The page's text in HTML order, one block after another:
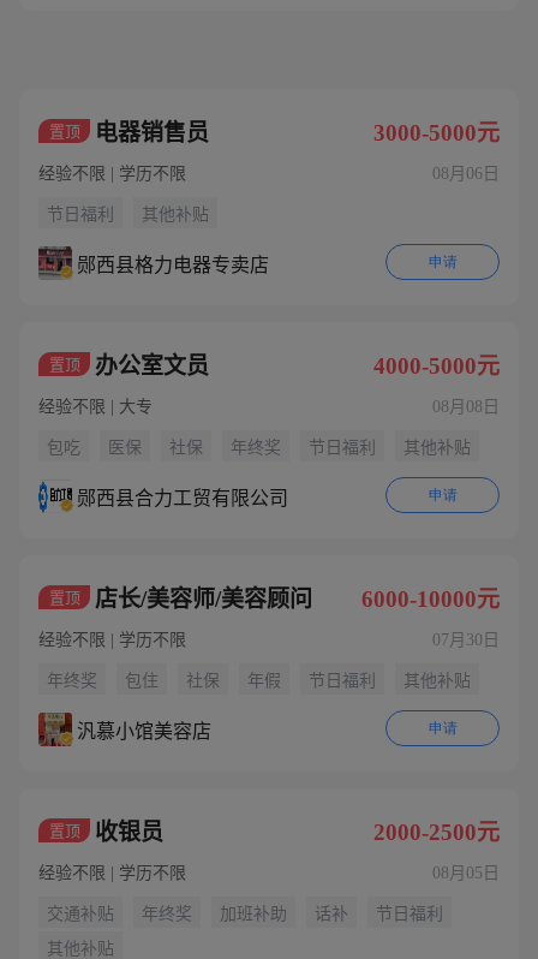
置顶 电器销售员 3000-5000元
经验不限 | 学历不限 08月06日
节日福利 其他补贴
郧西县格力电器专卖店 申请
置顶 办公室文员 4000-5000元
经验不限 | 大专 08月08日
包吃 医保 社保 年终奖 节日福利 其他补贴
郧西县合力工贸有限公司 申请
置顶 店长/美容师/美容顾问 6000-10000元
经验不限 | 学历不限 07月30日
年终奖 包住 社保 年假 节日福利 其他补贴
汎慕小馆美容店 申请
置顶 收银员 2000-2500元
经验不限 | 学历不限 08月05日
交通补贴 年终奖 加班补助 话补
节日福利
其他补贴